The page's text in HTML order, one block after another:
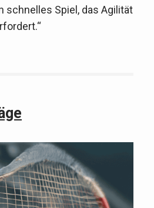
schnelles Spiel, das Agilität